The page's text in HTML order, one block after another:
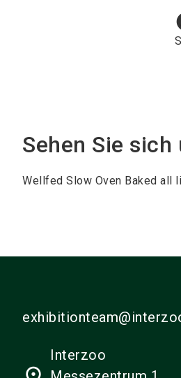
Sehen Sie
Wellfed Slow Oven Baked all
Interzoo